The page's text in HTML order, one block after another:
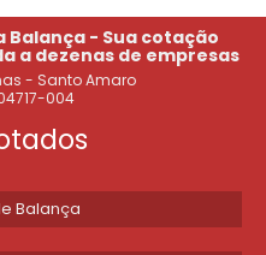
RODOVIÁRIAS
EM SP
RODOVIÁRIAS EM SP
Balança - Sua cotação
a dezenas de empresas
- Santo Amaro
004
Balança